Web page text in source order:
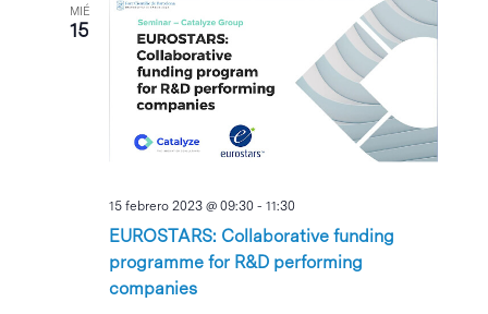
MIÉ
15
EUROSTARS: Collaborative funding
programme for R&D performing
companies
15 febrero 2023 @ 09:30 -11:30